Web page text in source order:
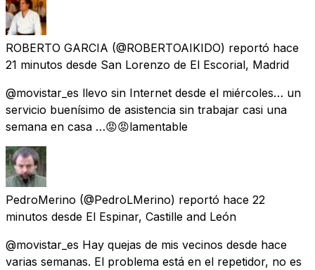
ROBERTO GARCIA (@ROBERTOAIKIDO) reportó hace
21 minutos desde San Lorenzo de El Escorial, Madrid
@movistar_es llevo sin Internet desde el miércoles… un
servicio buenísimo de asistencia sin trabajar casi una
semana en casa …😡😡lamentable
PedroMerino (@PedroLMerino) reportó hace 22
minutos desde El Espinar, Castille and León
@movistar_es Hay quejas de mis vecinos desde hace
varias semanas. El problema está en el repetidor, no es